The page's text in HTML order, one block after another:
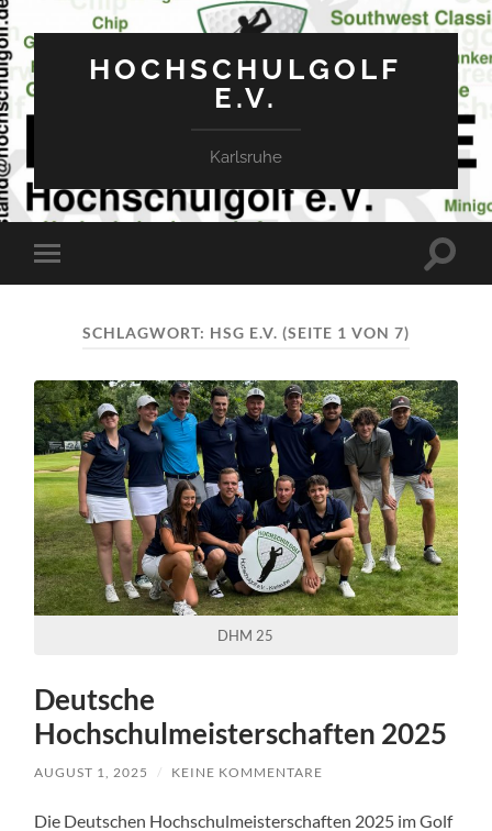
HOCHSCHULGOLF
E.V.
Karlsruhe
Mobile-
Menü
SCHLAGWORT: HSG E.V. (SEITE 1 VON 7)
DHM 25
Deutsche
Hochschulmeisterschaften 2025
AUGUST 1, 2025 / KEINE KOMMENTARE
Die Deutschen Hochschulmeisterschaften 2025 im Golf